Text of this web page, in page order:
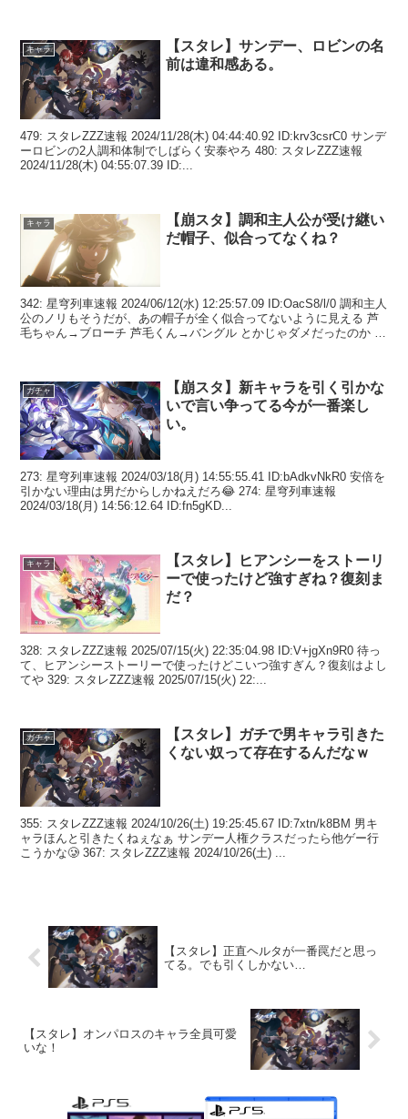
キャラ
【スタレ】サンデー、ロビンの名
前は違和感ある。
479: スタレZZZ速報 2024/11/28(木) 04:44:40.92 ID:krv3csrC0 サンデ
ーロビンの2人調和体制でしばらく安泰やろ 480: スタレZZZ速報
2024/11/28(木) 04:55:07.39 ID:...
キャラ
【崩スタ】調和主人公が受け継い
だ帽子、似合ってなくね？
342: 星穹列車速報 2024/06/12(水) 12:25:57.09 ID:OacS8/l/0 調和主人
公のノリもそうだが、あの帽子が全く似合ってないように見える 芦
毛ちゃん→ブローチ 芦毛くん→バングル とかじゃダメだったのか つ
ガチャ
【崩スタ】新キャラを引く引かな
いで言い争ってる今が一番楽し
い。
273: 星穹列車速報 2024/03/18(月) 14:55:55.41 ID:bAdkvNkR0 安倍を
引かない理由は男だからしかねえだろ😂 274: 星穹列車速報
2024/03/18(月) 14:56:12.64 ID:fn5gKD...
キャラ
【スタレ】ヒアンシーをストーリ
ーで使ったけど強すぎね？復刻ま
だ？
328: スタレZZZ速報 2025/07/15(火) 22:35:04.98 ID:V+jgXn9R0 待っ
て、ヒアンシーストーリーで使ったけどこいつ強すぎん？復刻はよし
てや 329: スタレZZZ速報 2025/07/15(火) 22:...
ガチャ
【スタレ】ガチで男キャラ引きた
くない奴って存在するんだなｗ
355: スタレZZZ速報 2024/10/26(土) 19:25:45.67 ID:7xtn/k8BM 男キ
ャラほんと引きたくねぇなぁ サンデー人権クラスだったら他ゲー行
こうかな🥲 367: スタレZZZ速報 2024/10/26(土) ...
【スタレ】正直ヘルタが一番罠だと思っ
てる。でも引くしかない…
【スタレ】オンパロスのキャラ全員可愛
いな！